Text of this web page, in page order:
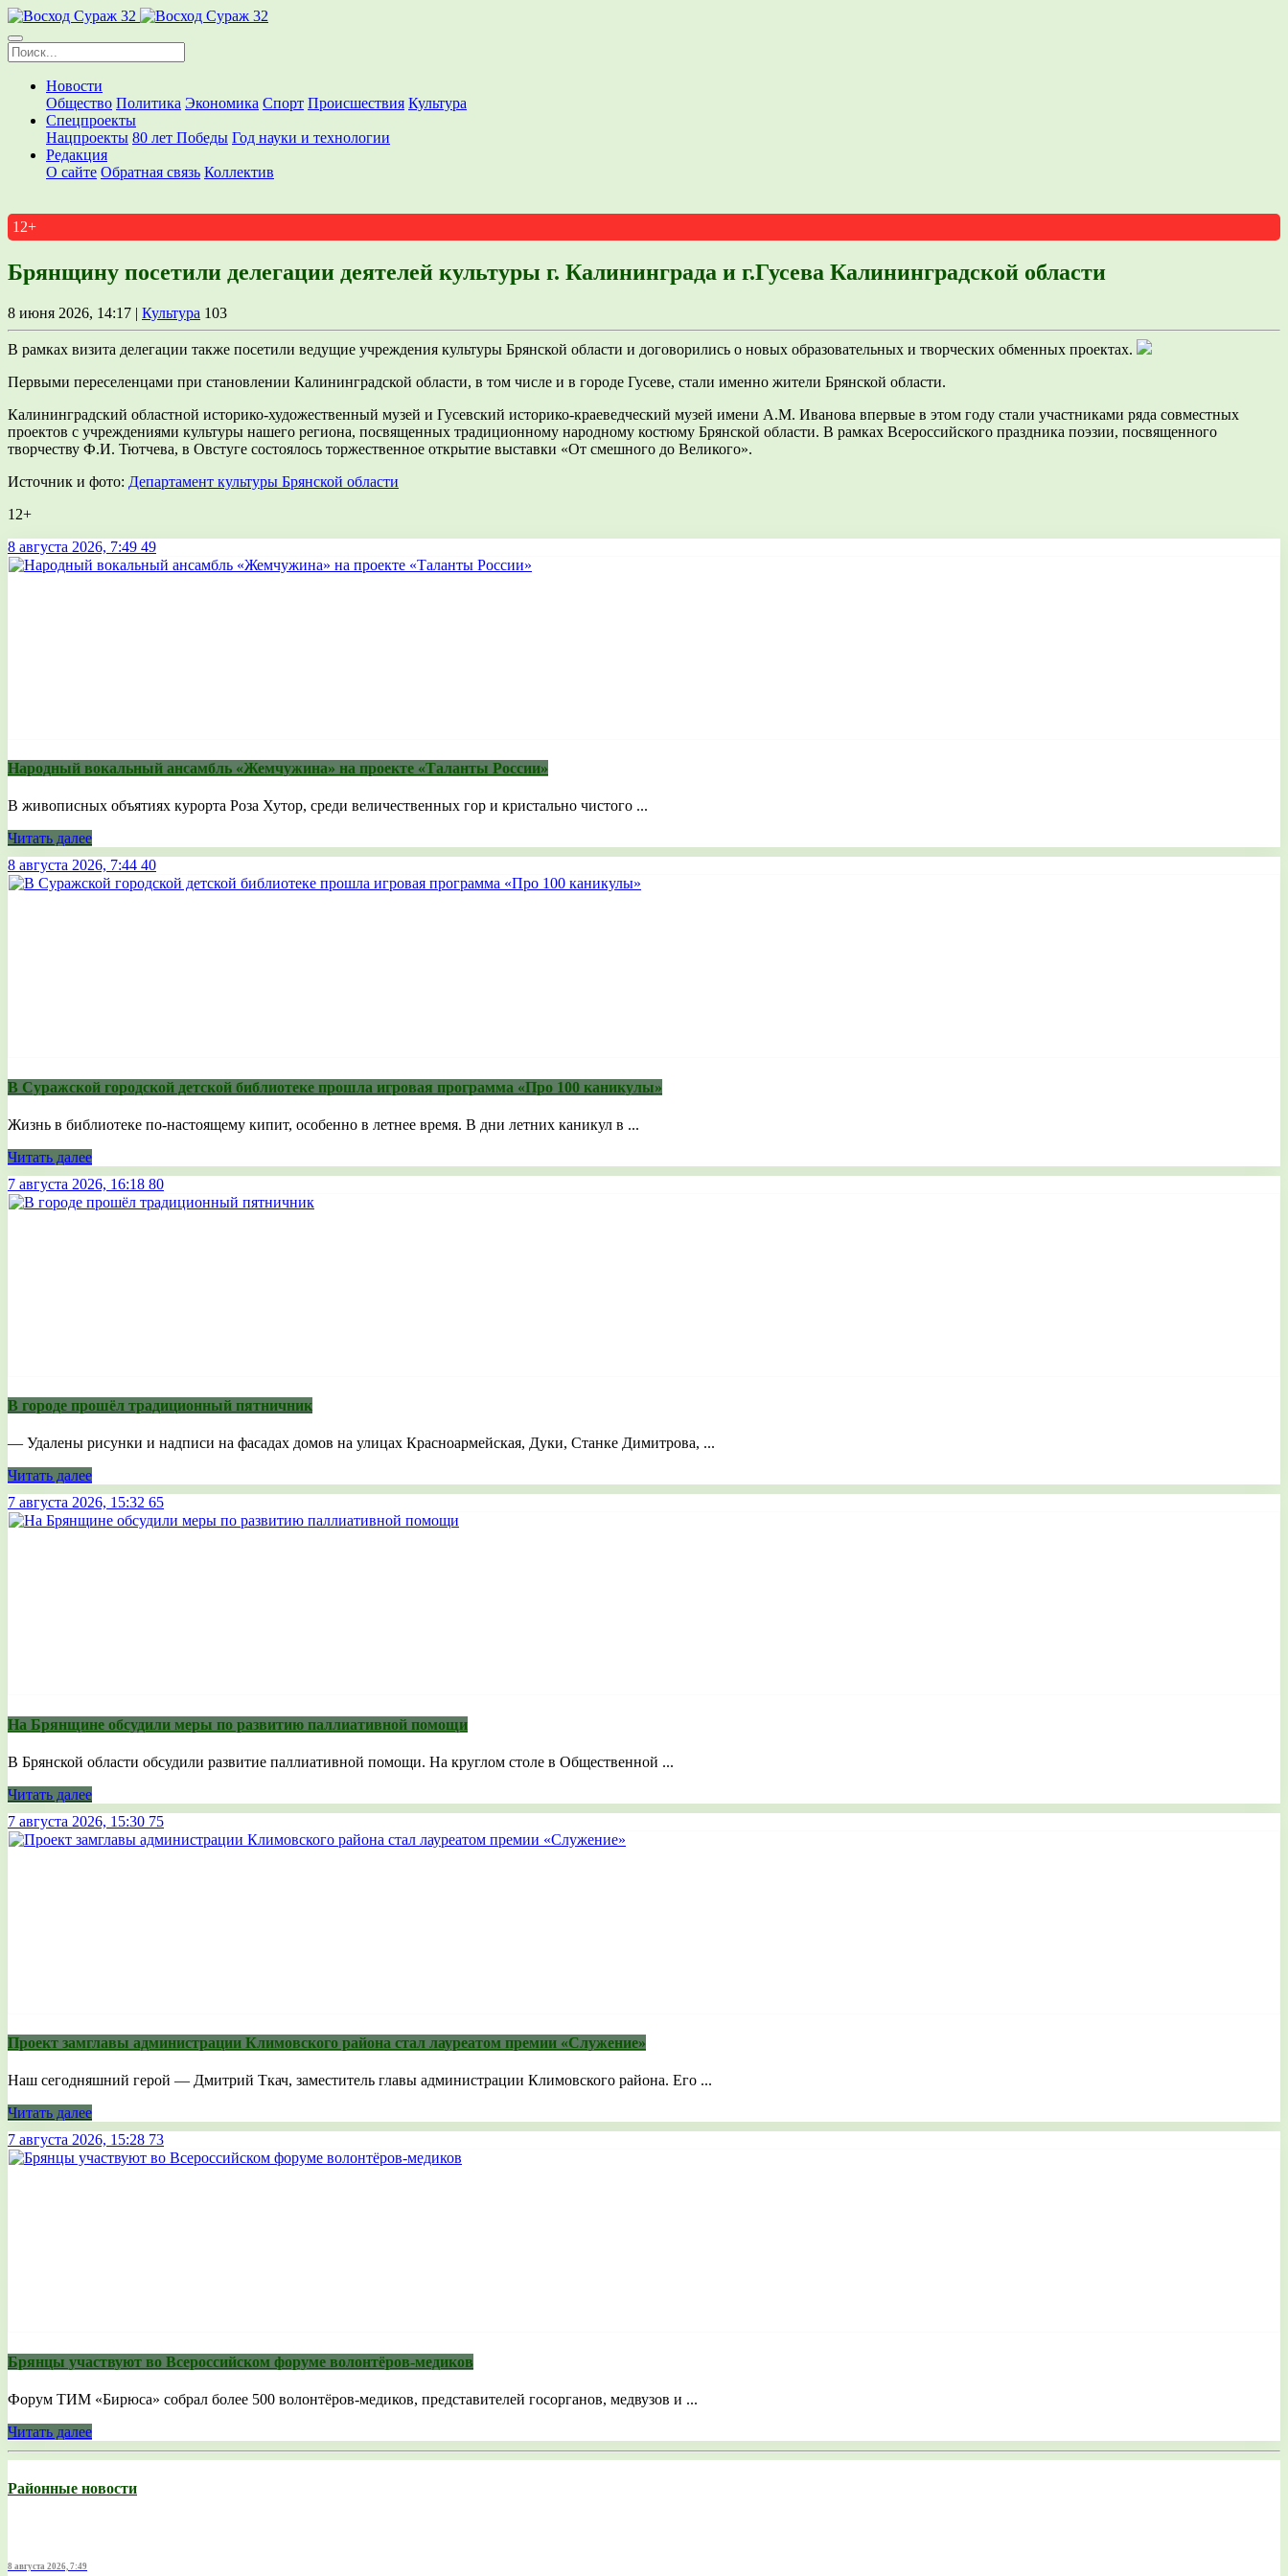
Новости
Общество Политика Экономика Спорт Происшествия Культура
Спецпроекты
Нацпроекты 80 лет Победы Год науки и технологии
Редакция
О сайте Обратная связь Коллектив
12+
Брянщину посетили делегации деятелей культуры г. Калининграда и г.Гусева Калининградской области
8 июня 2026, 14:17 | Культура 103
В рамках визита делегации также посетили ведущие учреждения культуры Брянской области и договорились о новых образовательных и творческих обменных проектах.
Первыми переселенцами при становлении Калининградской области, в том числе и в городе Гусеве, стали именно жители Брянской области.
Калининградский областной историко-художественный музей и Гусевский историко-краеведческий музей имени А.М. Иванова впервые в этом году стали участниками ряда совместных
проектов с учреждениями культуры нашего региона, посвященных традиционному народному костюму Брянской области. В рамках Всероссийского праздника поэзии, посвященного
творчеству Ф.И. Тютчева, в Овстуге состоялось торжественное открытие выставки «От смешного до Великого».
Источник и фото: Департамент культуры Брянской области
12+
8 августа 2026, 7:49 49
Народный вокальный ансамбль «Жемчужина» на проекте «Таланты России»
В живописных объятиях курорта Роза Хутор, среди величественных гор и кристально чистого ...
Читать далее
8 августа 2026, 7:44 40
В Суражской городской детской библиотеке прошла игровая программа «Про 100 каникулы»
Жизнь в библиотеке по-настоящему кипит, особенно в летнее время. В дни летних каникул в ...
Читать далее
7 августа 2026, 16:18 80
В городе прошёл традиционный пятничник
— Удалены рисунки и надписи на фасадах домов на улицах Красноармейская, Дуки, Станке Димитрова, ...
Читать далее
7 августа 2026, 15:32 65
На Брянщине обсудили меры по развитию паллиативной помощи
В Брянской области обсудили развитие паллиативной помощи. На круглом столе в Общественной ...
Читать далее
7 августа 2026, 15:30 75
Проект замглавы администрации Климовского района стал лауреатом премии «Служение»
Наш сегодняшний герой — Дмитрий Ткач, заместитель главы администрации Климовского района. Его ...
Читать далее
7 августа 2026, 15:28 73
Брянцы участвуют во Всероссийском форуме волонтёров-медиков
Форум ТИМ «Бирюса» собрал более 500 волонтёров-медиков, представителей госорганов, медвузов и ...
Читать далее
Районные новости
8 августа 2026, 7:49